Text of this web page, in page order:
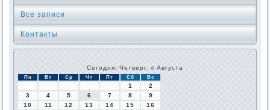
Все записи
Контакты
Сегодня: Четверг, 6 Августа
Пн Вт Ср Чт Пт Сб Вс
1
2
3
4 5 6 7 8
9
10
11 12 13 14 15
16